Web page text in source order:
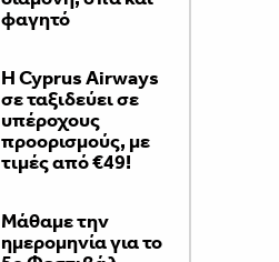
φαγητό
H Cyprus Airways
σε ταξιδεύει σε
υπέροχους
προορισμούς, με
τιμές από €49!
Μάθαμε την
ημερομηνία για το